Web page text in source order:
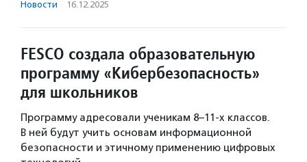
Новости · 16.12.2025
FESCO создала образовательную
программу «Кибербезопасность»
для школьников
Программу адресовали ученикам 8–11-х классов.
В ней будут учить основам информационной
безопасности и этичному применению цифровых